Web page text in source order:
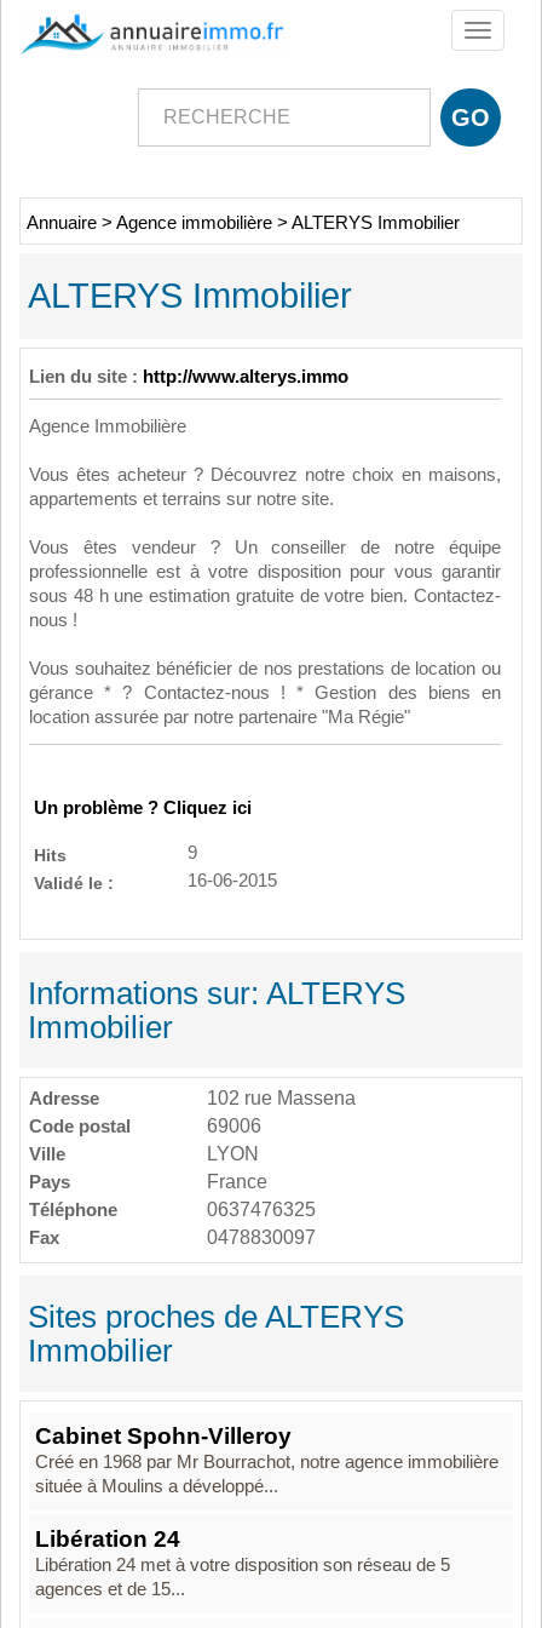
Toggle
Annuaire > Agence immobilière > ALTERYS Immobilier
ALTERYS Immobilier
Lien du site : http://www.alterys.immo
Agence Immobilière
Vous êtes acheteur ? Découvrez notre choix en maisons,
appartements et terrains sur notre site.
Vous êtes vendeur ? Un conseiller de notre équipe
professionnelle est à votre disposition pour vous garantir
sous 48 h une estimation gratuite de votre bien. Contactez-
nous !
Vous souhaitez bénéficier de nos prestations de location ou
gérance * ? Contactez-nous ! * Gestion des biens en
location assurée par notre partenaire "Ma Régie"
Un problème ? Cliquez ici
Hits
9
Validé le :
16-06-2015
Informations sur: ALTERYS
Immobilier
Adresse
102 rue Massena
Code postal
69006
Ville
LYON
Pays
France
Téléphone
0637476325
Fax
0478830097
Sites proches de ALTERYS
Immobilier
Cabinet Spohn-Villeroy
Créé en 1968 par Mr Bourrachot, notre agence immobilière
située à Moulins a développé...
Libération 24
Libération 24 met à votre disposition son réseau de 5
agences et de 15...